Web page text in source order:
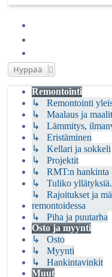
Hyppää
Remontointi
↳ Remontointi
↳ Maalaus ja maalit
↳ Lämmitys,
↳ Eristäminen
↳ Kellari ja sokkeli
↳ Projektit
↳ RMT:n hankinta
↳ Tuliko
↳ Rajoitukset ja
remontoidessa
↳ Piha ja puutarha
Osto ja myynti
↳ Osto
↳ Myynti
↳ Hankintavinkit
Muut